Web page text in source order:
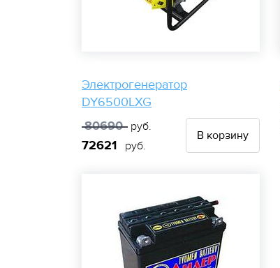
Электрогенератор
DY6500LXG
80690 руб.
72621 руб.
В корзину